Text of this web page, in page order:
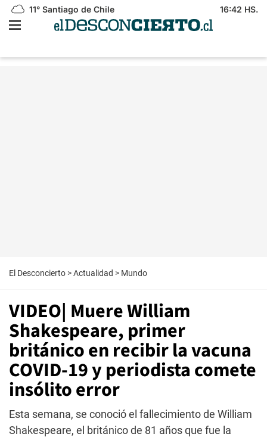
11° Santiago de Chile 16:42 HS.
El Desconcierto >Actualidad > Mundo
VIDEO| Muere William
Shakespeare, primer
británico en recibir la vacuna
COVID-19 y periodista comete
insólito error
Esta semana, se conoció el fallecimiento de William
Shakespeare, el británico de 81 años que fue la